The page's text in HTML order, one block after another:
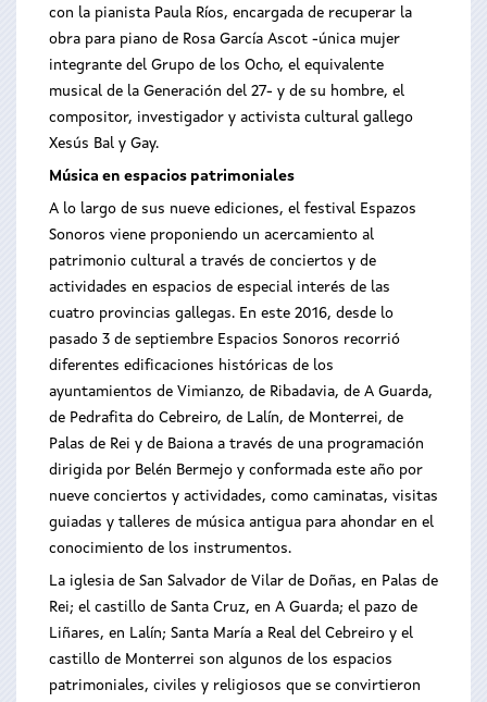
con la pianista Paula Ríos, encargada de recuperar la
obra para piano de Rosa García Ascot -única mujer
integrante del Grupo de los Ocho, el equivalente
musical de la Generación del 27- y de su hombre, el
compositor, investigador y activista cultural gallego
Xesús Bal y Gay.
Música en espacios patrimoniales
A lo largo de sus nueve ediciones, el festival Espazos
Sonoros viene proponiendo un acercamiento al
patrimonio cultural a través de conciertos y de
actividades en espacios de especial interés de las
cuatro provincias gallegas. En este 2016, desde lo
pasado 3 de septiembre Espacios Sonoros recorrió
diferentes edificaciones históricas de los
ayuntamientos de Vimianzo, de Ribadavia, de A Guarda,
de Pedrafita do Cebreiro, de Lalín, de Monterrei, de
Palas de Rei y de Baiona a través de una programación
dirigida por Belén Bermejo y conformada este año por
nueve conciertos y actividades, como caminatas, visitas
guiadas y talleres de música antigua para ahondar en el
conocimiento de los instrumentos.
La iglesia de San Salvador de Vilar de Doñas, en Palas de
Rei; el castillo de Santa Cruz, en A Guarda; el pazo de
Liñares, en Lalín; Santa María a Real del Cebreiro y el
castillo de Monterrei son algunos de los espacios
patrimoniales, civiles y religiosos que se convirtieron